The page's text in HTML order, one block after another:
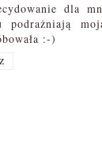
dla
podrażniają
:-)